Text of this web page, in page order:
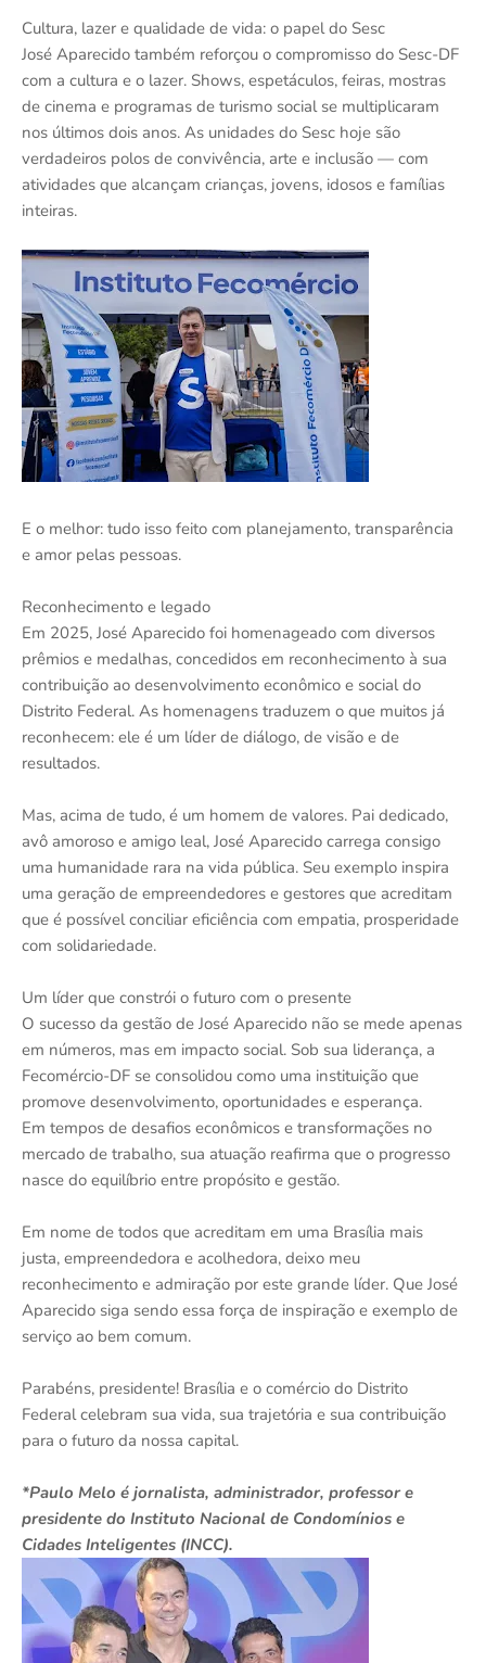
Cultura, lazer e qualidade de vida: o papel do Sesc
José Aparecido também reforçou o compromisso do Sesc-DF
com a cultura e o lazer. Shows, espetáculos, feiras, mostras
de cinema e programas de turismo social se multiplicaram
nos últimos dois anos. As unidades do Sesc hoje são
verdadeiros polos de convivência, arte e inclusão — com
atividades que alcançam crianças, jovens, idosos e famílias
inteiras.
E o melhor: tudo isso feito com planejamento, transparência
e amor pelas pessoas.
Reconhecimento e legado
Em 2025, José Aparecido foi homenageado com diversos
prêmios e medalhas, concedidos em reconhecimento à sua
contribuição ao desenvolvimento econômico e social do
Distrito Federal. As homenagens traduzem o que muitos já
reconhecem: ele é um líder de diálogo, de visão e de
resultados.
Mas, acima de tudo, é um homem de valores. Pai dedicado,
avô amoroso e amigo leal, José Aparecido carrega consigo
uma humanidade rara na vida pública. Seu exemplo inspira
uma geração de empreendedores e gestores que acreditam
que é possível conciliar eficiência com empatia, prosperidade
com solidariedade.
Um líder que constrói o futuro com o presente
O sucesso da gestão de José Aparecido não se mede apenas
em números, mas em impacto social. Sob sua liderança, a
Fecomércio-DF se consolidou como uma instituição que
promove desenvolvimento, oportunidades e esperança.
Em tempos de desafios econômicos e transformações no
mercado de trabalho, sua atuação reafirma que o progresso
nasce do equilíbrio entre propósito e gestão.
Em nome de todos que acreditam em uma Brasília mais
justa, empreendedora e acolhedora, deixo meu
reconhecimento e admiração por este grande líder. Que José
Aparecido siga sendo essa força de inspiração e exemplo de
serviço ao bem comum.
Parabéns, presidente! Brasília e o comércio do Distrito
Federal celebram sua vida, sua trajetória e sua contribuição
para o futuro da nossa capital.
*Paulo Melo é jornalista, administrador, professor e
presidente do Instituto Nacional de Condomínios e
Cidades Inteligentes (INCC).